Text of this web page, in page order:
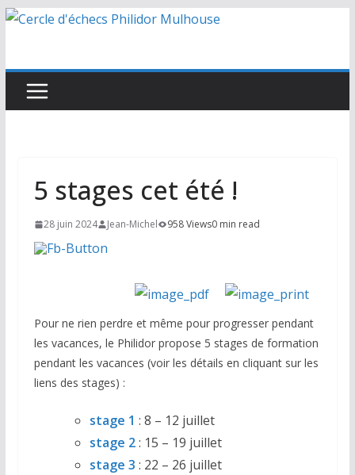
Passer
5 stages cet été !
28 juin 2024 Jean-Michel 958 Views0 min read
Pour ne rien perdre et même pour progresser pendant
les vacances, le Philidor propose 5 stages de formation
pendant les vacances (voir les détails en cliquant sur les
liens des stages) :
stage 1 : 8 – 12 juillet
stage 2: 15 – 19 juillet
stage 3 : 22 – 26 juillet